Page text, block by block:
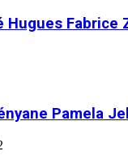
Hugues Fabrice
Pamela